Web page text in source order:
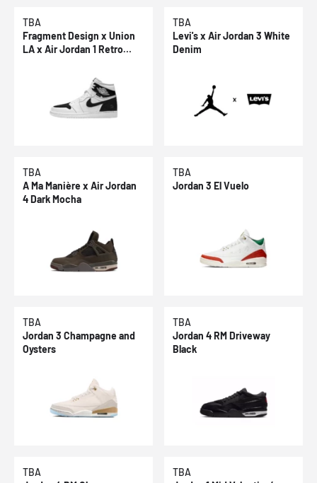
TBA
Fragment Design x Union
LA x Air Jordan 1 Retro
TBA
Levi's x Air Jordan 3 White
Denim
TBA
A Ma Manière x Air Jordan
4 Dark Mocha
TBA
Jordan 3 El Vuelo
TBA
Jordan 3 Champagne and
Oysters
TBA
Jordan 4 RM Driveway
Black
TBA
TBA